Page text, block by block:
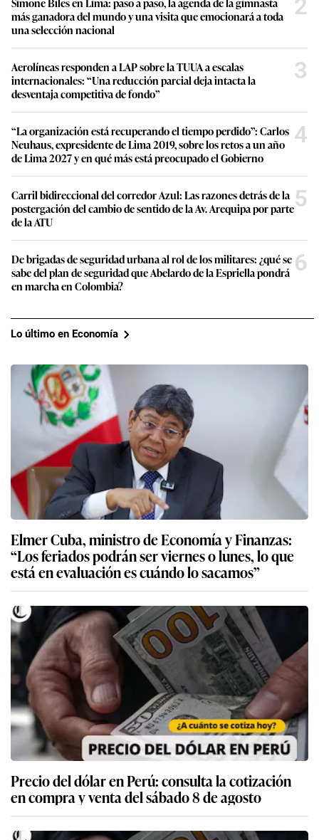
más ganadora del mundo y una visita que emocionará a toda
una selección nacional
2
Aerolíneas responden a LAP sobre la TUUA a escalas
internacionales: “Una reducción parcial deja intacta la
desventaja competitiva de fondo”
3
“La organización está recuperando el tiempo perdido”: Carlos
Neuhaus, expresidente de Lima 2019, sobre los retos a un año
de Lima 2027 y en qué más está preocupado el Gobierno
4
Carril bidireccional del corredor Azul: Las razones detrás de la
postergación del cambio de sentido de la Av. Arequipa por parte
de la ATU
5
De brigadas de seguridad urbana al rol de los militares: ¿qué se
sabe del plan de seguridad que Abelardo de la Espriella pondrá
en marcha en Colombia?
6
Lo último en Economía
Elmer Cuba, ministro de Economía y Finanzas:
“Los feriados podrán ser viernes o lunes, lo que
está en evaluación es cuándo lo sacamos”
Precio del dólar en Perú: consulta la cotización
en compra y venta del sábado 8 de agosto